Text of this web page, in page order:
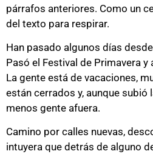
párrafos anteriores. Como un
del texto para respirar.
Han pasado algunos días
Pasó el Festival de Primavera y
La gente está de vacaciones,
están cerrados y, aunque subió
menos gente afuera.
Camino por calles nuevas,
intuyera que detrás de alguno